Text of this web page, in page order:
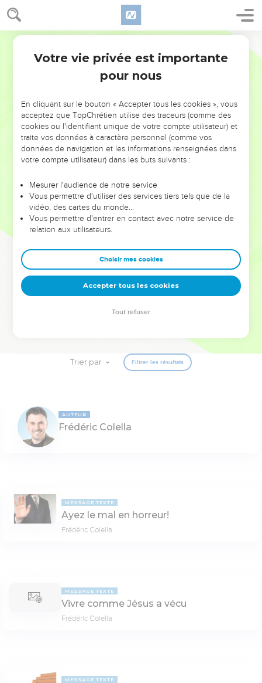
NE MANQUEZ PAS L’ÉVÉNEMENT
DE L’ANNÉE !
ET SI LEURS ERREURS POUVAIENT VOUS ÉVITER LES
VOTRES ?
leur foi ou leur vision. Mais on voit moins les doutes, les erreurs
et les saisons difficiles qu'ils ont traversés, alors même que ce
sont elles qui les ont façonnés.
Dans cette conférence, leaders, entrepreneurs, et responsables
clés pour avancer avec plus de sagesse afin que leurs erreurs
deviennent vos tremplins. Que vous guidiez un ministère, une
équipe, un groupe ou une famille, leur expérience est faite
pour vous.
Trier par Filtrer les résultats
AUTEUR
Frédéric Colella
MESSAGE TEXTE
Ayez le mal en horreur!
Frédéric Colella
MESSAGE TEXTE
Vivre comme Jésus a vécu
Frédéric Colella
MESSAGE TEXTE
Votre vie privée est importante
pour nous
En cliquant sur le bouton « Accepter tous les cookies », vous
acceptez que TopChrétien utilise des traceurs (comme des
cookies ou l'identifiant unique de votre compte utilisateur) et
traite vos données à caractère personnel (comme vos
données de navigation et les informations renseignées dans
votre compte utilisateur) dans les buts suivants :
Mesurer l'audience de notre service
Vous permettre d'utiliser des services tiers tels que de la
vidéo, des cartes du monde…
Vous permettre d'entrer en contact avec notre service de
relation aux utilisateurs.
Choisir mes cookies
Accepter tous les cookies
Tout refuser